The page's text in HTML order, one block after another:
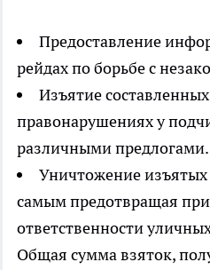
Предоставление
рейдах по борьбе с
Изъятие
правонарушениях у
различными предлогами.
Уничтожение
самым предотвращая
ответственности
Общая сумма взяток,